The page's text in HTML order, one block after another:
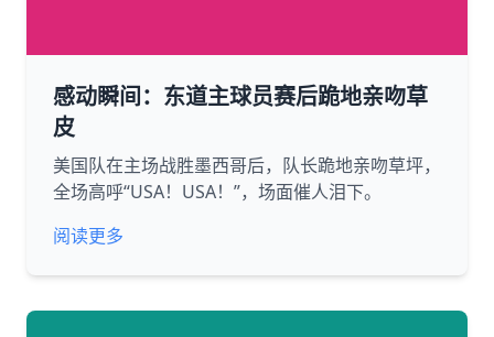
感动瞬间：东道主球员赛后跪地亲吻草
皮
美国队在主场战胜墨西哥后，队长跪地亲吻草坪，
全场高呼“USA！USA！”，场面催人泪下。
阅读更多